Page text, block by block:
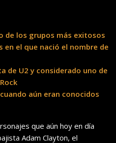
de los grupos más exitosos
en el que nació el nombre de
de U2 y considerado uno de
aún eran conocidos
que aún hoy en día
Adam Clayton, el